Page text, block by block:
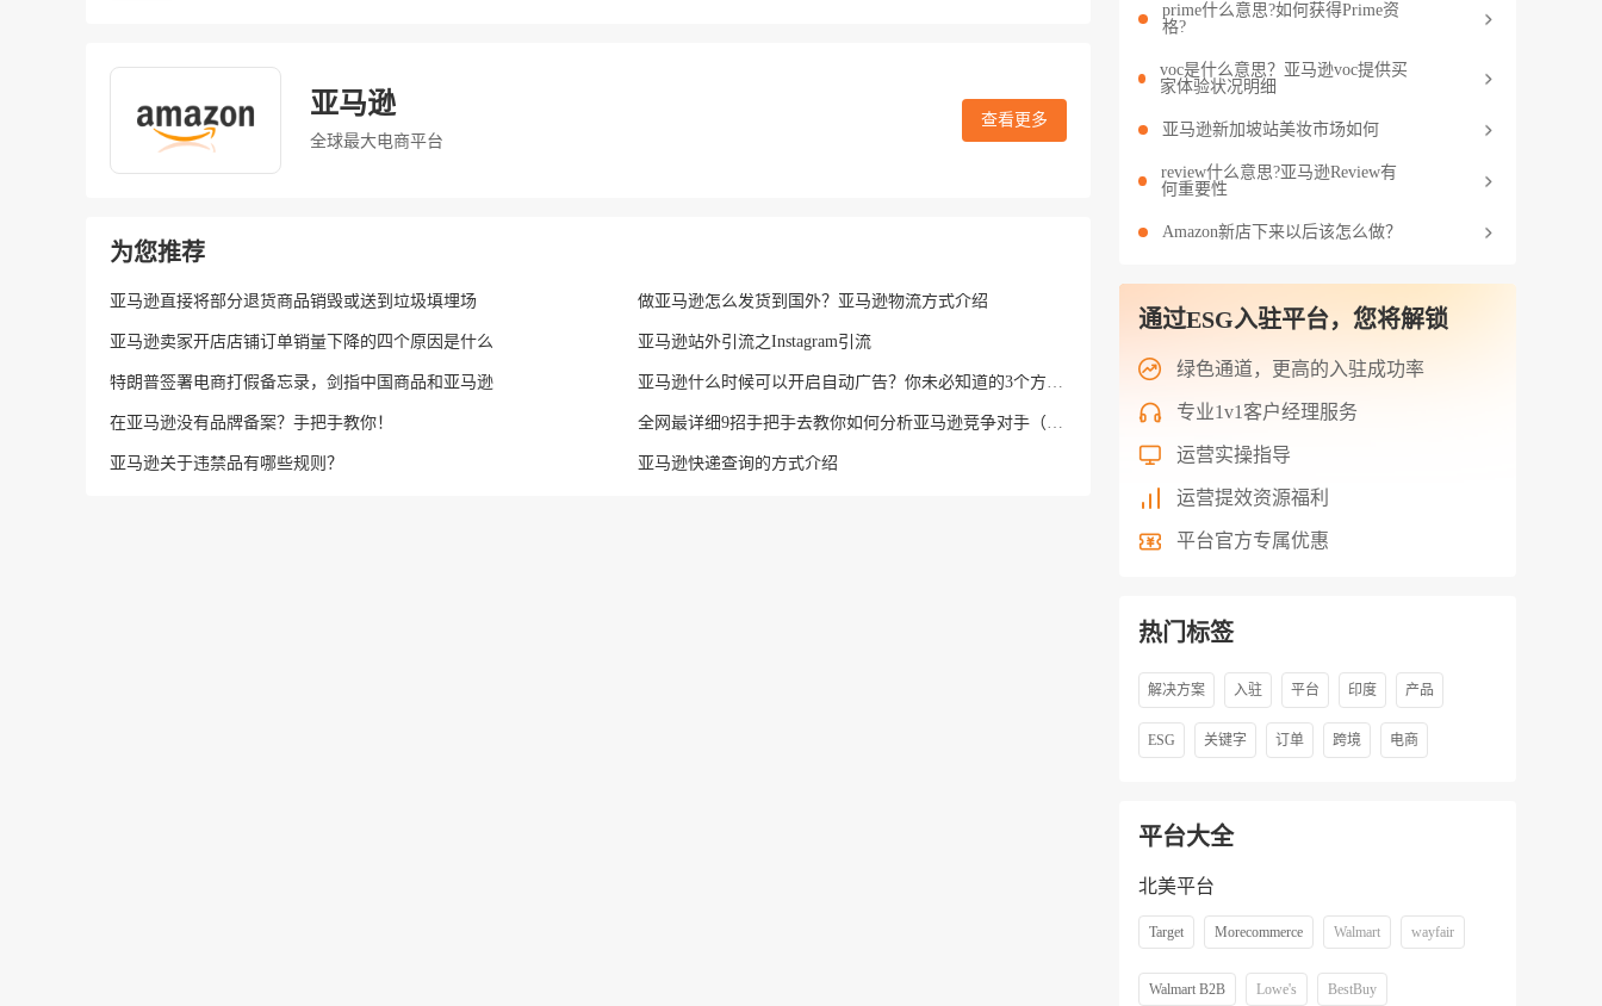
亚马逊
全球最大电商平台
查看更多
为您推荐
亚马逊直接将部分退货商品销毁或送到垃圾填埋场 做亚马逊怎么发货到国外？亚马逊物流方式介绍
亚马逊卖家开店店铺订单销量下降的四个原因是什么 亚马逊站外引流之Instagram引流
特朗普签署电商打假备忘录，剑指中国商品和亚马逊 亚马逊什么时候可以开启自动广告？你未必知道的3个方式就可轻松判断
在亚马逊没有品牌备案？手把手教你！ 全网最详细9招手把手去教你如何分析亚马逊竞争对手（全程干货没有一点废话，良心分享）
亚马逊关于违禁品有哪些规则？ 亚马逊快递查询的方式介绍
prime什么意思?如何获得Prime资
格?
voc是什么意思？亚马逊voc提供买
家体验状况明细
亚马逊新加坡站美妆市场如何
review什么意思?亚马逊Review有
何重要性
Amazon新店下来以后该怎么做？
通过ESG入驻平台，您将解锁
绿色通道，更高的入驻成功率
专业1v1客户经理服务
运营实操指导
运营提效资源福利
平台官方专属优惠
热门标签
解决方案 入驻 平台 印度 产品
ESG 关键字 订单 跨境 电商
平台大全
北美平台
Target Morecommerce Walmart wayfair
Walmart B2B Lowe's BestBuy